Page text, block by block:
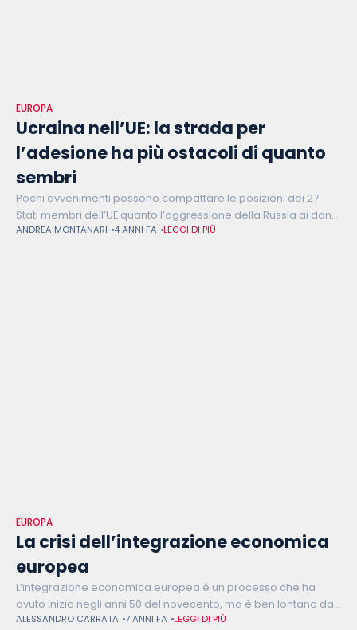
EUROPA
Ucraina nell’UE: la strada per
l’adesione ha più ostacoli di quanto
sembri
Pochi avvenimenti possono compattare le posizioni dei 27
Stati membri dell’UE quanto l’aggressione della Russia ai danni
dell’Ucraina. In una dimostrazione di solidarietà senza
ANDREA MONTANARI 4 ANNI FA LEGGI DI PIÙ
EUROPA
La crisi dell’integrazione economica
europea
L’integrazione economica europea è un processo che ha
avuto inizio negli anni 50 del novecento, ma è ben lontano da
una conclusione. Anzi, nell’ultimo decennio, ha affrontato
ALESSANDRO CARRATA 7 ANNI FA LEGGI DI PIÙ